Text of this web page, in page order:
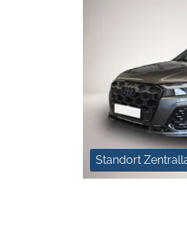
Standort